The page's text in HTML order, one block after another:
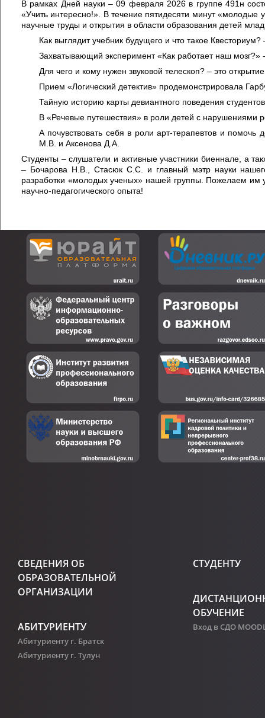
В рамках Дней науки – 09 февраля 2026 в группе 491н
«Учить интересно!». В течение пятидесяти минут «молодые
научные труды и открытия в области образования детей
Как выглядит учебник будущего и что такое
Захватывающий эксперимент «Как работает наш мозг?»
Для чего и кому нужен звуковой телескоп? – это
Прием «Логический детектив» продемонстрировала
Тайную историю карты девиантного поведения
В «Речевые путешествия» в роли детей с нарушениями
А почувствовать себя в роли арт-терапевтов и
М.В. и Аксенова Д.А.
Студенты – слушатели и активные участники биеннале, а
– Бочарова Н.В., Стасюк С.С. и главный мэтр науки
разработки «молодых ученых» нашей группы. Пожелаем им
научно-педагогического опыта!
СВЕДЕНИЯ ОБ
ОБРАЗОВАТЕЛЬНОЙ
ОРГАНИЗАЦИИ
АБИТУРИЕНТУ
Абитуриенту г. Братск
Абитуриенту г. Тулун
СТУДЕНТУ
ОБУЧЕНИЕ
Вход в СДО